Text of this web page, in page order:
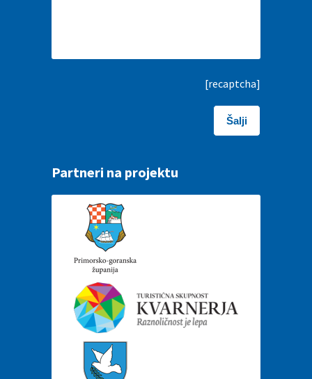
[recaptcha]
Partneri na projektu